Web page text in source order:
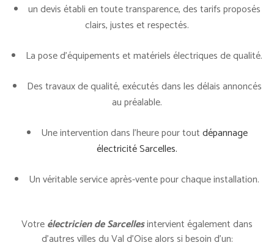
un devis établi en toute transparence, des tarifs proposés
clairs, justes et respectés.
La pose d’équipements et matériels électriques de qualité.
Des travaux de qualité, exécutés dans les délais annoncés
au préalable.
Une intervention dans l’heure pour toutdépannage
électricité Sarcelles.
Un véritable service après-vente pour chaque installation.
Votreélectricien de Sarcellesintervient également dans
d’autres villes du Val d’Oise alors si besoin d’un: